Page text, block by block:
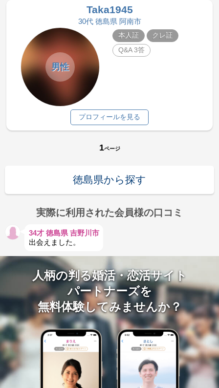
Taka1945
30代 徳島県 阿南市
男性
本人証
クレ証
Q&A 3答
プロフィールを見る
1ページ
徳島県から探す
実際に利用された会員様の口コミ
34才 徳島県 吉野川市
出会えました。
人柄の判る婚活・恋活サイト
パートナーズを
無料体験してみませんか？